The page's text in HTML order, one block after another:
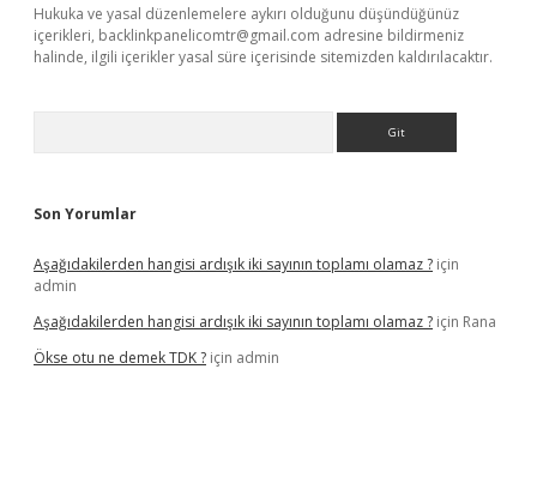
Hukuka ve yasal düzenlemelere aykırı olduğunu düşündüğünüz
içerikleri, backlinkpanelicomtr@gmail.com adresine bildirmeniz
halinde, ilgili içerikler yasal süre içerisinde sitemizden kaldırılacaktır.
Son Yorumlar
Aşağıdakilerden hangisi ardışık iki sayının toplamı olamaz ? için
admin
Aşağıdakilerden hangisi ardışık iki sayının toplamı olamaz ? için Rana
Ökse otu ne demek TDK ? için admin